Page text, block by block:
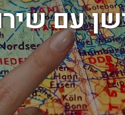
עם